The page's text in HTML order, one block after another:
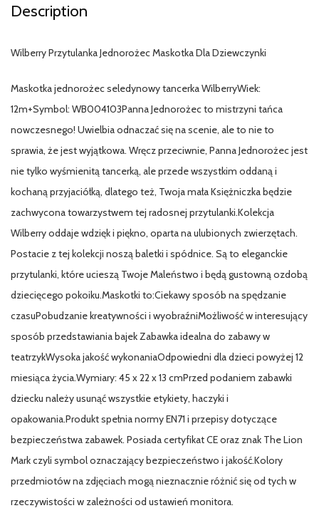
Description
Wilberry Przytulanka Jednorożec Maskotka Dla Dziewczynki
Maskotka jednorożec seledynowy tancerka WilberryWiek:
12m+Symbol: WB004103Panna Jednorożec to mistrzyni tańca
nowczesnego! Uwielbia odnaczać się na scenie, ale to nie to
sprawia, że jest wyjątkowa. Wręcz przeciwnie, Panna Jednorożec jest
nie tylko wyśmienitą tancerką, ale przede wszystkim oddaną i
kochaną przyjaciółką, dlatego też, Twoja mała Księżniczka będzie
zachwycona towarzystwem tej radosnej przytulanki.Kolekcja
Wilberry oddaje wdzięk i piękno, oparta na ulubionych zwierzętach.
Postacie z tej kolekcji noszą baletki i spódnice. Są to eleganckie
przytulanki, które ucieszą Twoje Maleństwo i będą gustowną ozdobą
dziecięcego pokoiku.Maskotki to:Ciekawy sposób na spędzanie
czasuPobudzanie kreatywności i wyobraźniMożliwość w interesujący
sposób przedstawiania bajek Zabawka idealna do zabawy w
teatrzykWysoka jakość wykonaniaOdpowiedni dla dzieci powyżej 12
miesiąca życia.Wymiary: 45 x 22 x 13 cmPrzed podaniem zabawki
dziecku należy usunąć wszystkie etykiety, haczyki i
opakowania.Produkt spełnia normy EN71 i przepisy dotyczące
bezpieczeństwa zabawek. Posiada certyfikat CE oraz znak The Lion
Mark czyli symbol oznaczający bezpieczeństwo i jakość.Kolory
przedmiotów na zdjęciach mogą nieznacznie różnić się od tych w
rzeczywistości w zależności od ustawień monitora.